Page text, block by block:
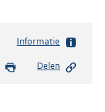
Informatie
Delen